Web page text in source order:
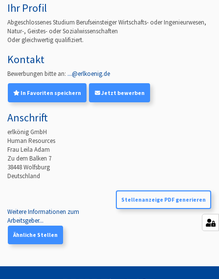
Ihr Profil
Abgeschlossenes Studium Berufseinsteiger Wirtschafts- oder Ingenieurwesen,
Natur-, Geistes- oder Sozialwissenschaften
Oder gleichwertig qualifiziert.
Kontakt
Bewerbungen bitte an: ...@erlkoenig.de
In Favoriten speichern Jetzt bewerben
Anschrift
erlkönig GmbH
Human Resources
Frau Leila Adam
Zu dem Balken 7
38448Wolfsburg
Deutschland
Stellenanzeige PDF generieren
Weitere Informationen zum
Arbeitsgeber...
Ähnliche Stellen